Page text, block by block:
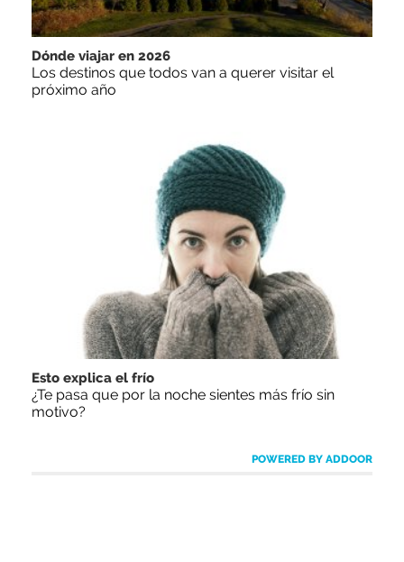
Dónde viajar en 2026
Los destinos que todos van a querer visitar el
próximo año
Esto explica el frío
¿Te pasa que por la noche sientes más frío sin
motivo?
POWERED BY ADDOOR